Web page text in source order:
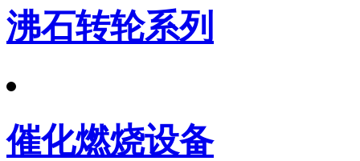
沸石转轮系列
催化燃烧设备